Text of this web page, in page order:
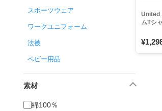
スポーツウェア
ワークユニフォーム
法被
ベビー用品
素材
綿100％
United
ムTシ